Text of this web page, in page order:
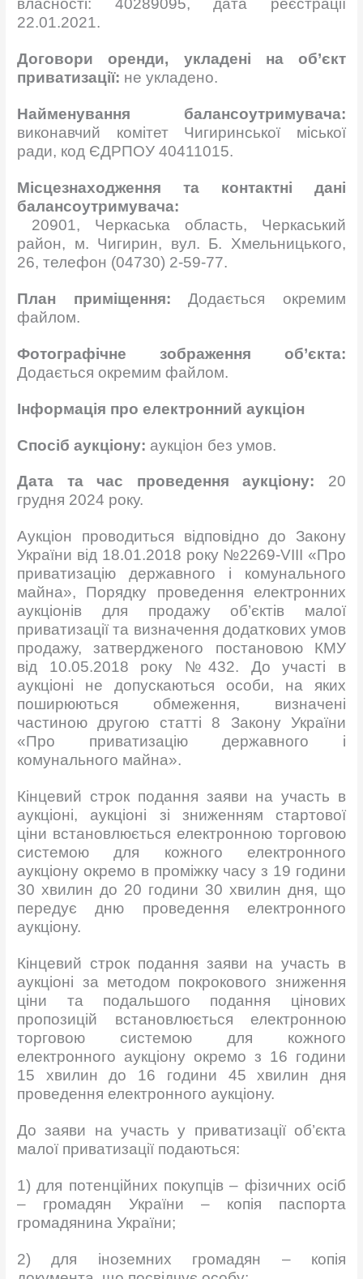
власності: 40289095, дата реєстрації
22.01.2021.
Договори оренди, укладені на об’єкт
приватизації: не укладено.
Найменування балансоутримувача:
виконавчий комітет Чигиринської міської
ради, код ЄДРПОУ 40411015.
Місцезнаходження та контактні дані
балансоутримувача:
20901, Черкаська область, Черкаський
район, м. Чигирин, вул. Б. Хмельницького,
26, телефон (04730) 2-59-77.
План приміщення: Додається окремим
файлом.
Фотографічне зображення об’єкта:
Додається окремим файлом.
Інформація про електронний аукціон
Спосіб аукціону: аукціон без умов.
Дата та час проведення аукціону: 20
грудня 2024 року.
Аукціон проводиться відповідно до Закону
України від 18.01.2018 року №2269-VІІІ «Про
приватизацію державного і комунального
майна», Порядку проведення електронних
аукціонів для продажу об’єктів малої
приватизації та визначення додаткових умов
продажу, затвердженого постановою КМУ
від 10.05.2018 року №432. До участі в
аукціоні не допускаються особи, на яких
поширюються обмеження, визначені
частиною другою статті 8 Закону України
«Про приватизацію державного і
комунального майна».
Кінцевий строк подання заяви на участь в
аукціоні, аукціоні зі зниженням стартової
ціни встановлюється електронною торговою
системою для кожного електронного
аукціону окремо в проміжку часу з 19 години
30 хвилин до 20 години 30 хвилин дня, що
передує дню проведення електронного
аукціону.
Кінцевий строк подання заяви на участь в
аукціоні за методом покрокового зниження
ціни та подальшого подання цінових
пропозицій встановлюється електронною
торговою системою для кожного
електронного аукціону окремо з 16 години
15 хвилин до 16 години 45 хвилин дня
проведення електронного аукціону.
До заяви на участь у приватизації об’єкта
малої приватизації подаються:
1) для потенційних покупців – фізичних осіб
– громадян України – копія паспорта
громадянина України;
2) для іноземних громадян – копія